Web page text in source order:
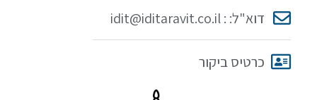
דוא"ל: : idit@iditaravit.co.il
כרטיס ביקור